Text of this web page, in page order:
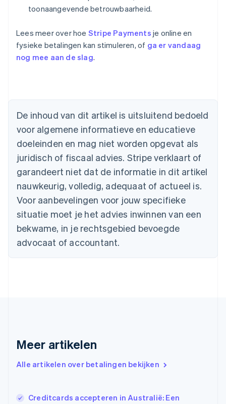
toonaangevende betrouwbaarheid.
Lees meer over hoe Stripe Payments je online en
fysieke betalingen kan stimuleren, of ga er vandaag
nog mee aan de slag.
De inhoud van dit artikel is uitsluitend bedoeld
voor algemene informatieve en educatieve
doeleinden en mag niet worden opgevat als
juridisch of fiscaal advies. Stripe verklaart of
garandeert niet dat de informatie in dit artikel
nauwkeurig, volledig, adequaat of actueel is.
Voor aanbevelingen voor jouw specifieke
situatie moet je het advies inwinnen van een
bekwame, in je rechtsgebied bevoegde
advocaat of accountant.
Meer artikelen
Alle artikelen over betalingen bekijken
Creditcards accepteren in Australië: Een
België
Brazilië
PortuguêsEnglish
Bulgarije
English
Canada
English Français
Cyprus
English
Denemarken
Duitsland
DeutschEnglish
Estland
English
Finland
Hongarije
Hongkong SAR, China
English